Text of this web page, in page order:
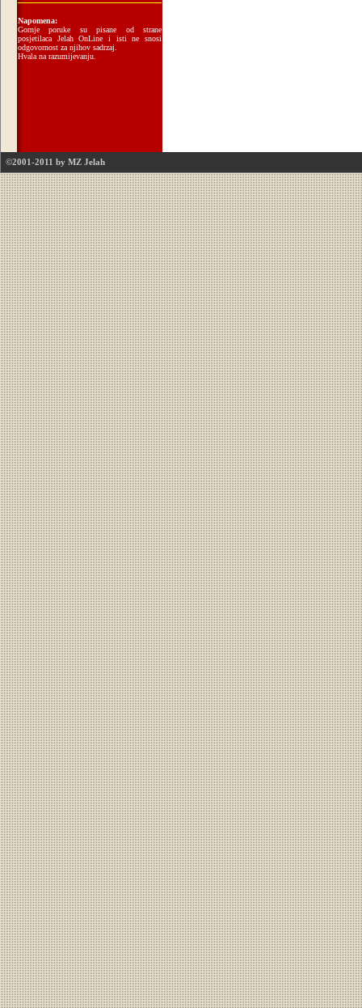
Napomena:
Gornje poruke su pisane od strane
posjetilaca Jelah OnLine i isti ne snosi
odgovornost za njihov sadrzaj.
Hvala na razumijevanju.
©2001-2011 by MZ Jelah